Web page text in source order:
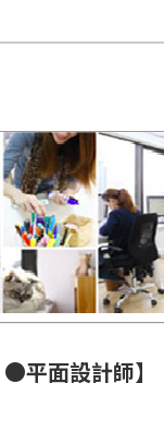
平面設計師】